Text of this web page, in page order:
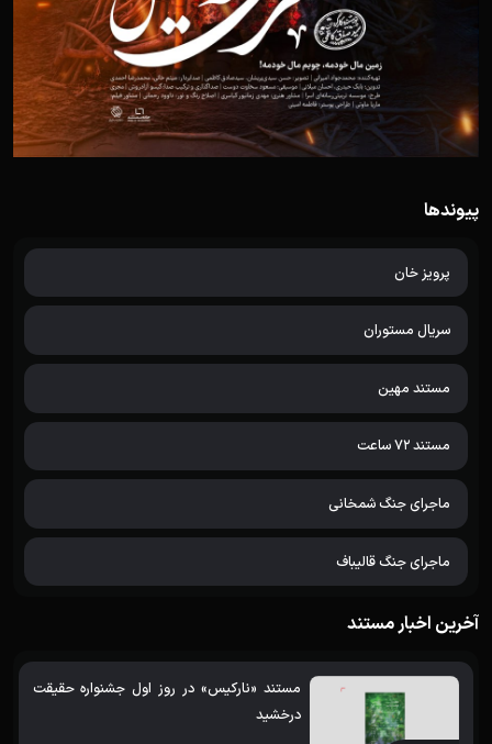
پیوندها
پرویز خان
سریال مستوران
مستند مهین
مستند 72 ساعت
ماجرای جنگ شمخانی
ماجرای جنگ قالیباف
آخرین اخبار مستند
مستند «نارکیس» در روز اول جشنواره حقیقت
درخشید